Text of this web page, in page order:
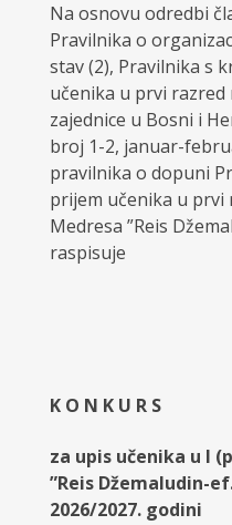
Na osnovu odredbi
Pravilnika o
stav (2), Pravilnika s
učenika u prvi razred
zajednice u Bosni i
broj 1-2, januar-
pravilnika o dopuni
prijem učenika u prvi
Medresa ”Reis
raspisuje
K O N K U R S
za upis učenika u I
”Reis Džemaludin-
2026/2027. godini